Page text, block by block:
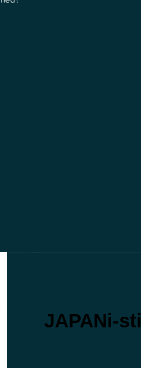
JAPANi-stil